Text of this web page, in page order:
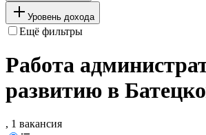
Уровень дохода
Ещё фильтры
Работа
развитию в
, 1 вакансия